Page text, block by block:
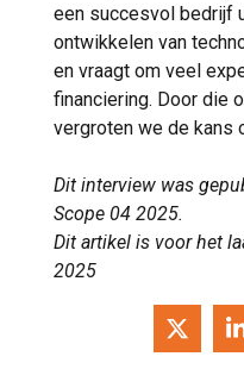
een succesvol bedrijf
ontwikkelen van
en vraagt om veel
financiering. Door die
vergroten we de kans
Dit interview was
Scope 04 2025.
Dit artikel is voor het
2025